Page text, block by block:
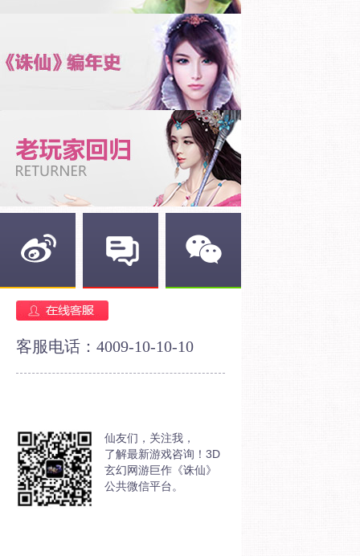
客服电话：4009-10-10-10
仙友们，关注我，
了解最新游戏咨询！3D
玄幻网游巨作《诛仙》
公共微信平台。